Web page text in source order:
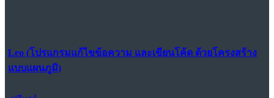
Leo (โปรแกรมแก้ไขข้อความ และเขียนโค้ด ด้วยโครงสร้าง
แบบแผนภูมิ)